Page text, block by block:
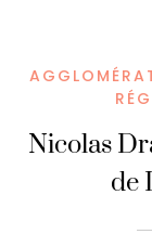
Nicolas
de